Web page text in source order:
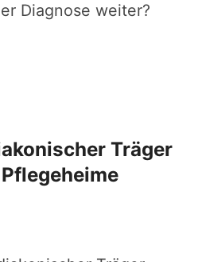
Diagnose weiter?
Träger